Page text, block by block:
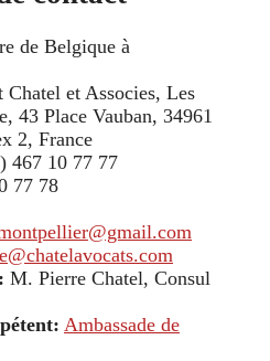
de Belgique à
Chatel et Associes, Les
43 Place Vauban, 34961
2, France
467 10 77 77
77 78
M. Pierre Chatel, Consul
Ambassade de